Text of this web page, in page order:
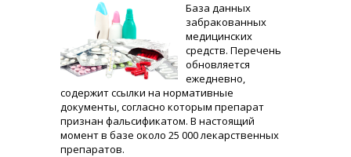
База данных
забракованных
медицинских
средств. Перечень
обновляется
ежедневно,
содержит ссылки на нормативные
документы, согласно которым препарат
признан фальсификатом. В настоящий
момент в базе около 25 000 лекарственных
препаратов.